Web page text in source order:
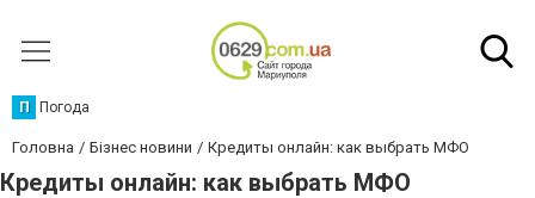
П Погода
Головна Бізнес новини Кредиты онлайн: как выбрать МФО
Кредиты онлайн: как выбрать МФО